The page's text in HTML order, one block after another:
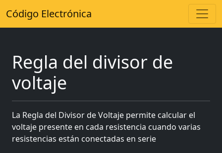
Código Electrónica
Regla del divisor de
voltaje
La Regla del Divisor de Voltaje permite calcular el
voltaje presente en cada resistencia cuando varias
resistencias están conectadas en serie